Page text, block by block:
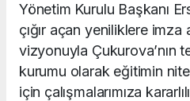
Yönetim Kurulu Başkanı
çığır açan yeniliklere imza
vizyonuyla Çukurova’nın
kurumu olarak eğitimin
için çalışmalarımıza